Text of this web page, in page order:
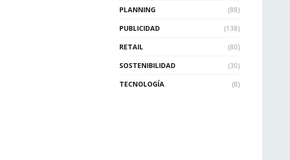
PLANNING
(88)
PUBLICIDAD
(138)
RETAIL
(80)
SOSTENIBILIDAD
(30)
TECNOLOGÍA
(8)